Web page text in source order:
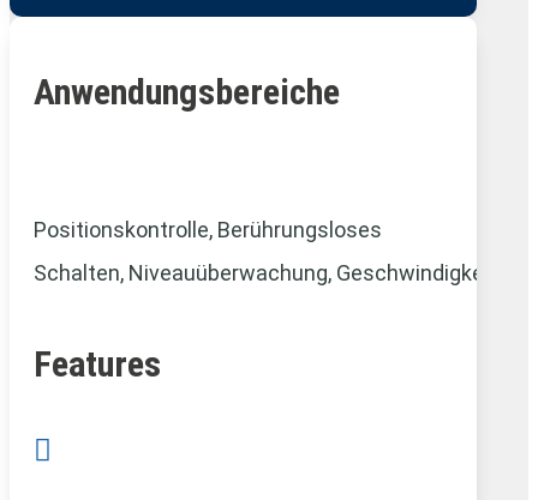
Anwendungsbereiche
Positionskontrolle, Berührungsloses
Schalten, Niveauüberwachung,
Features
